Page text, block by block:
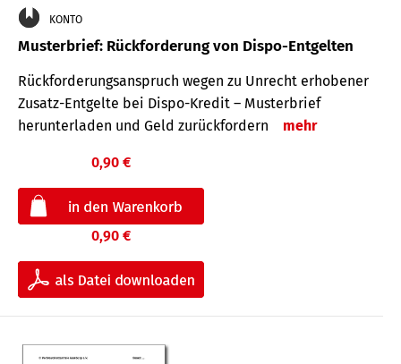
KONTO
Musterbrief: Rückforderung von Dispo-Entgelten
Rückforderungsanspruch wegen zu Unrecht erhobener
Zusatz-Entgelte bei Dispo-Kredit – Musterbrief
herunterladen und Geld zurückfordern
mehr
0,90 €
0,90 €